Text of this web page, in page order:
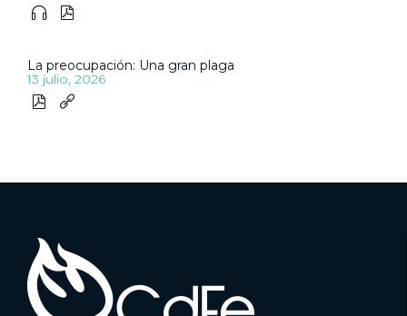
 
La preocupación: Una gran plaga
13 julio, 2026
 